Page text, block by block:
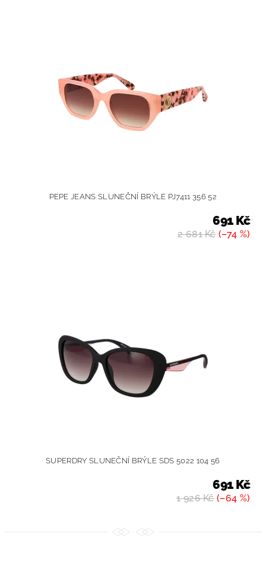
PEPE JEANS SLUNEČNÍ BRÝLE PJ7411 356 52
2 681 Kč(–74 %)
691 Kč
SUPERDRY SLUNEČNÍ BRÝLE SDS 5022 104 56
1 926 Kč(–64 %)
691 Kč